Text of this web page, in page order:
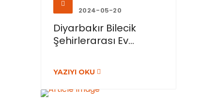
2024-05-20
Diyarbakır Bilecik
Şehirlerarası Ev...
YAZIYI OKU